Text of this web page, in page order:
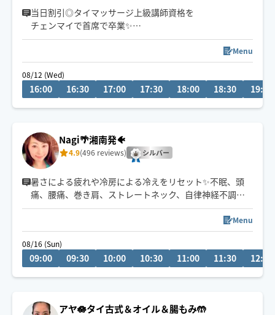
当日割引◎タイマッサージ上級講師資格を
チェンマイで首席で卒業✨
その日のお体の状態に合わせた施術🙆🏻‍♀️
癒しをお届け致します☺️🍀
Menu
08/12 (Wed)
16:00 16:30 17:00 17:30 18:00 18:30 19:00
Nagi🌴湘南発🐠
4.9(496 reviews) シルバー
暑さによる疲れや冷房による冷えをリセット✨不眠、頭
痛、腰痛、巻き肩、ストレートネック、自律神経不調な
どお悩みをお聞きかせください
📢他のお仕事の都合により、予約枠が急遽変動する場合
がございます🙇‍♀️
タイ式/もみほぐし/オイル/フット/ヘッドスパ/クラニオセ
Menu
08/16 (Sun)
09:00 09:30 10:00 10:30 11:00 11:30 12:00
アヤ🪷タイ古式＆オイル＆腸もみ🤲